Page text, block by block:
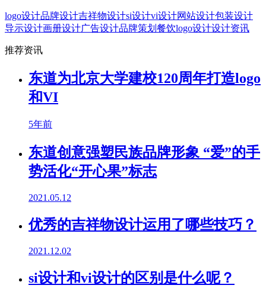
logo设计品牌设计吉祥物设计si设计vi设计网站设计包装设计
导示设计画册设计广告设计品牌策划 餐饮logo设计设计资讯
推荐资讯
东道为北京大学建校120周年打造logo
和VI
5年前
东道创意强塑民族品牌形象 “爱”的手
势活化“开心果”标志
2021.05.12
优秀的吉祥物设计运用了哪些技巧？
2021.12.02
si设计和vi设计的区别是什么呢？